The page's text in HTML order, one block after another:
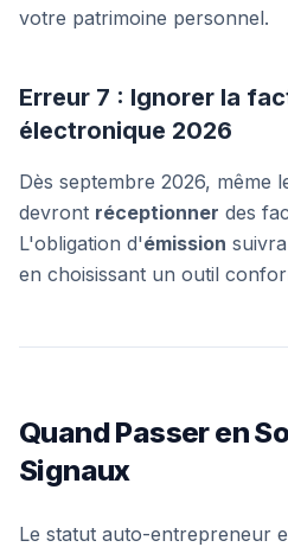
votre patrimoine personnel.
Erreur 7 : Ignorer la
électronique 2026
Dès septembre 2026, même
devront réceptionner des
L'obligation d'émission
en choisissant un outil
Quand Passer en
Signaux
Le statut auto-entrepreneur